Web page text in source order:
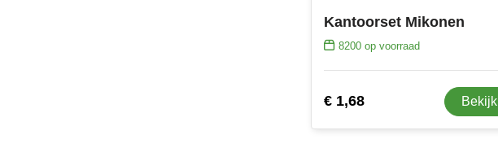
Kantoorset Mikonen
8200op voorraad
€ 1,68 Bekijk